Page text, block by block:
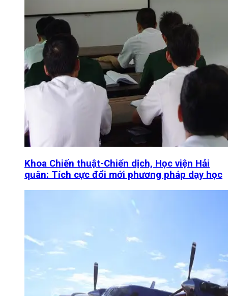
Khoa Chiến thuật-Chiến dịch, Học viện Hải
quân: Tích cực đổi mới phương pháp dạy học